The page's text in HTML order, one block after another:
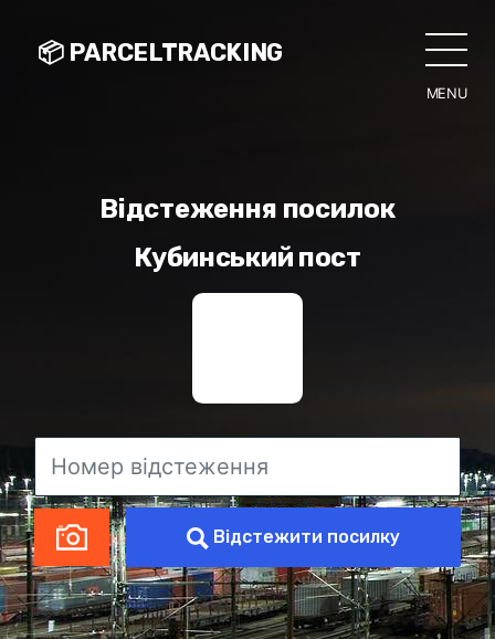
MENU
📦 PARCELTRACKING
Відстеження посилок
Кубинський пост
Відстежити посилку